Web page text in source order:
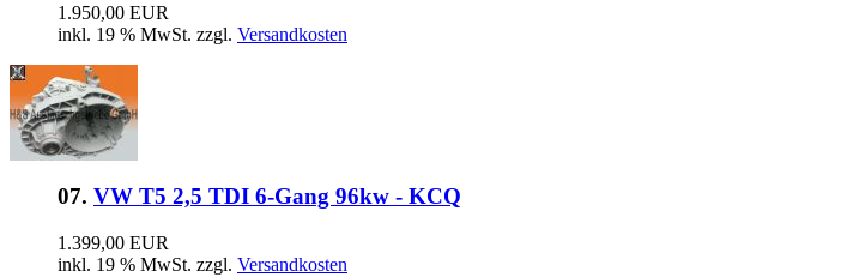
1.950,00 EUR
inkl. 19 % MwSt. zzgl. Versandkosten
07. VW T5 2,5 TDI 6-Gang 96kw - KCQ
1.399,00 EUR
inkl. 19 % MwSt. zzgl. Versandkosten